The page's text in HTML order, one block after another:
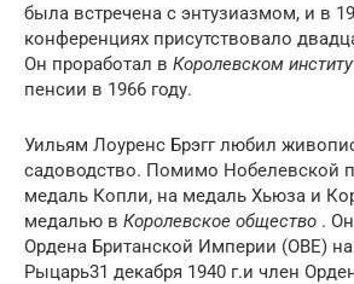
была встречена с энтузиазмом, и в
конференциях присутствовало
Он проработал в Королевском
пенсии в 1966 году.
Уильям Лоуренс Брэгг любил
садоводство. Помимо Нобелевской
медаль Копли, на медаль Хьюза и
медалью в Королевское общество .
Ордена Британской Империи (OBE)
Рыцарь31 декабря 1940 г.и член